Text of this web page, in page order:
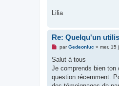
Lilia
Re: Quelqu'un
M
s
a
g
parGedeonluc » mer. 15
Salut à tous
Je comprends bien ton
question récemment.